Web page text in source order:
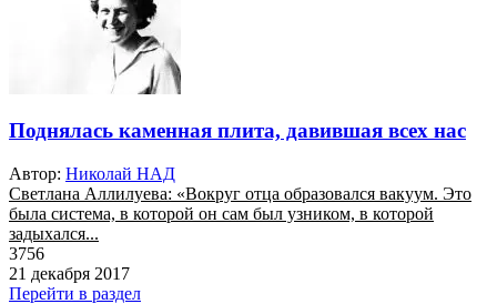
Поднялась каменная плита, давившая всех нас
Автор: Николай НАД
Светлана Аллилуева: «Вокруг отца образовался вакуум. Это
была система, в которой он сам был узником, в которой
задыхался...
3756
21 декабря 2017
Перейти в раздел